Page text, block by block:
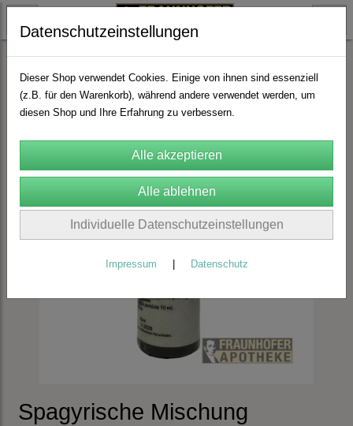
Spagyrik FA Spagyrik nach Zimpel
Spagyrische Mischung
Datenschutzeinstellungen
Dieser Shop verwendet Cookies. Einige von ihnen sind essenziell
(z.B. für den Warenkorb), während andere verwendet werden, um
diesen Shop und Ihre Erfahrung zu verbessern.
Individuelle Datenschutzeinstellungen
Impressum Datenschutz